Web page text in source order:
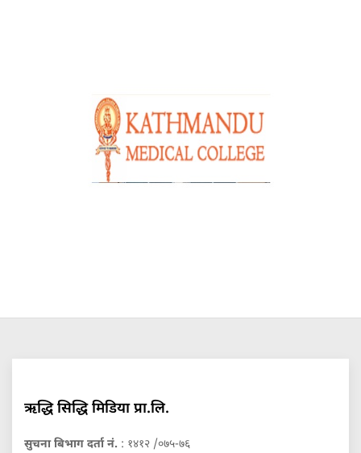
ऋद्धि सिद्धि मिडिया प्रा.लि.
सुचना बिभाग दर्ता नं. : १४१२ /०७५-७६